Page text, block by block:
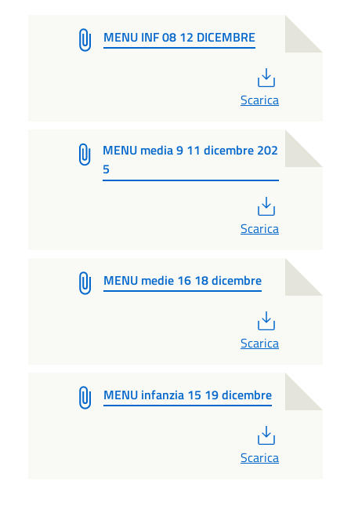
MENU INF 08 12 DICEMBRE
Scarica
MENU media 9 11 dicembre 202
5
Scarica
MENU medie 16 18 dicembre
Scarica
MENU infanzia 15 19 dicembre
Scarica